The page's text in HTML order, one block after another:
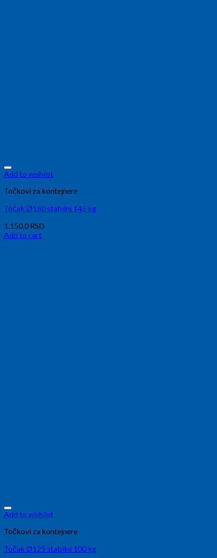
Add to wishlist
Točkovi za kontejnere
Točak Ø160 stabilni 145 kg
1.150,0 RSD
Add to cart
Add to wishlist
Točkovi za kontejnere
Točak Ø125 stabilni 100 kg